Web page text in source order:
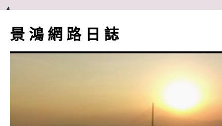
主
要
景 鴻 網 路 日 誌